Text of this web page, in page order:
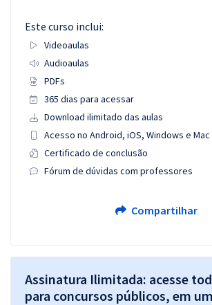
Este curso inclui:
Videoaulas
Audioaulas
PDFs
365 dias para acessar
Download ilimitado das aulas
Acesso no Android, iOS, Windows e Mac
Certificado de conclusão
Fórum de dúvidas com professores
Compartilhar
Assinatura Ilimitada: acesse
para concursos públicos, em